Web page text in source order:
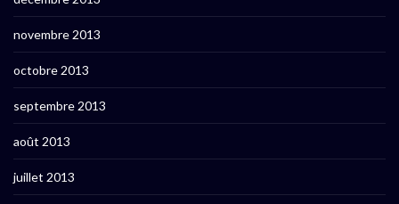
novembre 2013
octobre 2013
septembre 2013
août 2013
juillet 2013